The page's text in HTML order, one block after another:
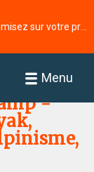
Menu
-